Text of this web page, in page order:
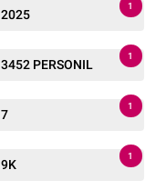
2025
1
3452 PERSONIL
1
7
1
9K
1